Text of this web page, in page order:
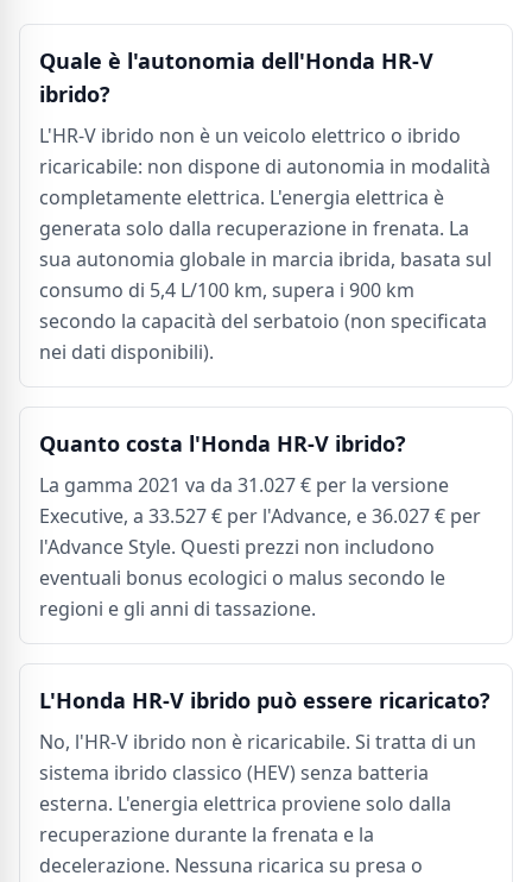
Quale è l'autonomia dell'Honda HR-V
ibrido?
L'HR-V ibrido non è un veicolo elettrico o ibrido
ricaricabile: non dispone di autonomia in modalità
completamente elettrica. L'energia elettrica è
generata solo dalla recuperazione in frenata. La
sua autonomia globale in marcia ibrida, basata sul
consumo di 5,4 L/100 km, supera i 900 km
secondo la capacità del serbatoio (non specificata
nei dati disponibili).
Quanto costa l'Honda HR-V ibrido?
La gamma 2021 va da 31.027 € per la versione
Executive, a 33.527 € per l'Advance, e 36.027 € per
l'Advance Style. Questi prezzi non includono
eventuali bonus ecologici o malus secondo le
regioni e gli anni di tassazione.
L'Honda HR-V ibrido può essere ricaricato?
No, l'HR-V ibrido non è ricaricabile. Si tratta di un
sistema ibrido classico (HEV) senza batteria
esterna. L'energia elettrica proviene solo dalla
recuperazione durante la frenata e la
decelerazione. Nessuna ricarica su presa o